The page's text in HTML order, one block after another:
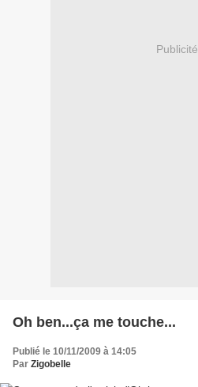
Publicité
Oh ben...ça me touche...
Publié le 10/11/2009 à 14:05
Par Zigobelle